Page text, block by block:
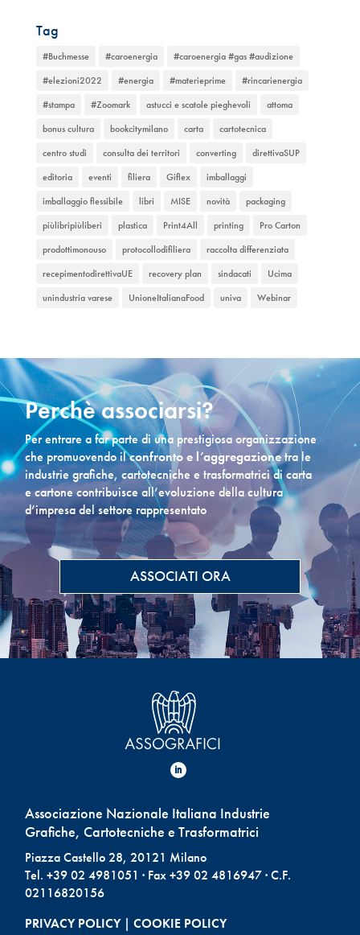
Tag
#Buchmesse #caroenergia
#caroenergia #gas #audizione
#elezioni2022
#energia #materieprime
#rincarienergia
#stampa
#Zoomark astucci e scatole pieghevoli
attoma
bonus cultura
bookcitymilano carta
cartotecnica
centro studi
consulta dei territori converting
direttivaSUP
editoria
eventi filiera Giflex
imballaggi
imballaggio flessibile
libri MISE novità
packaging
piùlibripiùliberi
plastica Print4All printing
Pro Carton
prodottimonouso
protocollodifiliera
raccolta differenziata
recepimentodirettivaUE
recovery plan sindacati
Ucima
unindustria varese
UnioneItalianaFood univa Webinar
Perchè associarsi?
Per entrare a far parte di una prestigiosa organizzazione
che promuovendo ilconfronto e l’aggregazionetra le
industrie grafiche, cartotecniche e trasformatrici di carta
e cartone contribuisce all’evoluzione della cultura
d’impresa del settore rappresentato
ASSOCIATI ORA
Associazione Nazionale Italiana Industrie
Grafiche, Cartotecniche e Trasformatrici
Piazza Castello 28, 20121 Milano
Tel. +39 02 4981051 · Fax +39 02 4816947 · C.F.
02116820156
PRIVACY POLICY|COOKIE POLICY